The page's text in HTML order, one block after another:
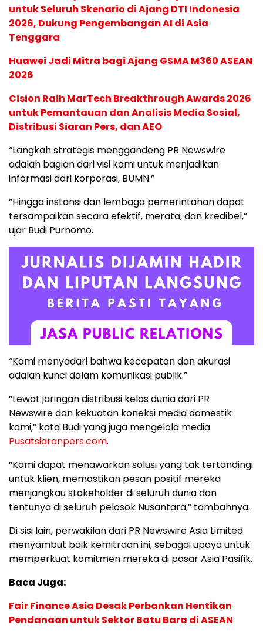
untuk Seluruh Skenario di Ajang DTI Indonesia
2026, Dukung Pengembangan AI di Asia
Tenggara
Huawei Jadi Mitra bagi Ajang GSMA M360 ASEAN
2026
Cision Raih MarTech Breakthrough Awards 2026
untuk Pemantauan dan Analisis Media Sosial,
Distribusi Siaran Pers, dan AEO
“Langkah strategis menggandeng PR Newswire
adalah bagian dari visi kami untuk menjadikan
informasi dari korporasi, BUMN.”
“Hingga instansi dan lembaga pemerintahan dapat
tersampaikan secara efektif, merata, dan kredibel,”
ujar Budi Purnomo.
“Kami menyadari bahwa kecepatan dan akurasi
adalah kunci dalam komunikasi publik.”
“Lewat jaringan distribusi kelas dunia dari PR
Newswire dan kekuatan koneksi media domestik
kami,” kata Budi yang juga mengelola media
Pusatsiaranpers.com.
“Kami dapat menawarkan solusi yang tak tertandingi
untuk klien, memastikan pesan positif mereka
menjangkau stakeholder di seluruh dunia dan
tentunya di seluruh pelosok Nusantara,” tambahnya.
Di sisi lain, perwakilan dari PR Newswire Asia Limited
menyambut baik kemitraan ini, sebagai upaya untuk
memperkuat komitmen mereka di pasar Asia Pasifik.
Baca Juga:
Fair Finance Asia Desak Perbankan Hentikan
Pendanaan untuk Sektor Batu Bara di ASEAN